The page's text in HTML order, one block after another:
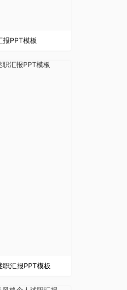
报PPT模板
汇报PPT模板